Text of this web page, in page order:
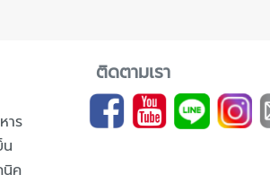
าร
นิค
ติดตามเรา